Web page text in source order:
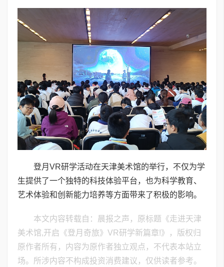
登月VR研学活动在天津美术馆的举行，不仅为学
生提供了一个独特的科技体验平台，也为科学教育、
艺术体验和创新能力培养等方面带来了积极的影响。
本文内容转载自：晨报之声，原标题《走进天津
美术馆,开启《登月奇旅》VR研学新篇章!》，版权归
原作者所有，内容为原作者独立观点，不代表本站立
场。所涉内容不构成投资消费建议，仅供读者参考。